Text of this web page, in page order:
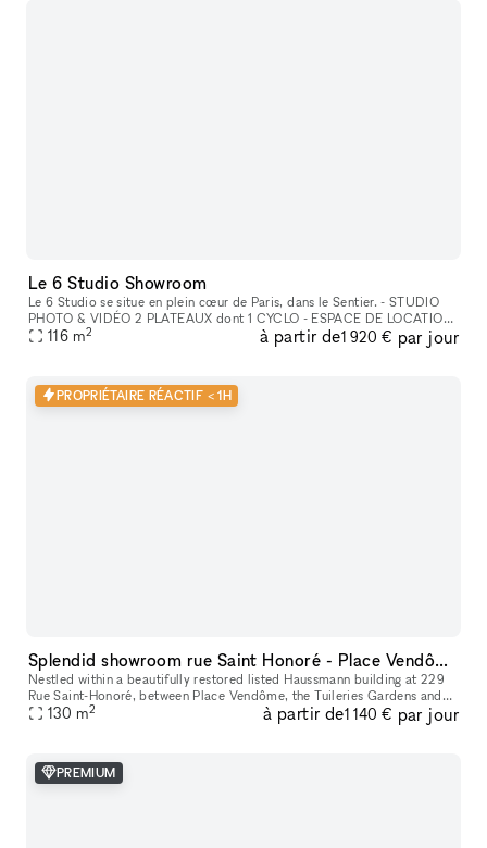
Le 6 Studio Showroom
Le 6 Studio se situe en plein cœur de Paris, dans le Sentier. - STUDIO
PHOTO & VIDÉO 2 PLATEAUX dont 1 CYCLO - ESPACE DE LOCATION
POUR SHOWROOMS / EXPOSITIONS / CASTINGS
116 m2 à partir de1 920 € par jour
PROPRIÉTAIRE RÉACTIF < 1H
Splendid showroom rue Saint Honoré - Place Vendôme, in the heart of Paris fashion & culture district.
Nestled within a beautifully restored listed Haussmann building at 229
Rue Saint-Honoré, between Place Vendôme, the Tuileries Gardens and
the Louvre, 229LAB offers one of Paris' most prestigious addr
130 m2 à partir de1 140 € par jour
PREMIUM